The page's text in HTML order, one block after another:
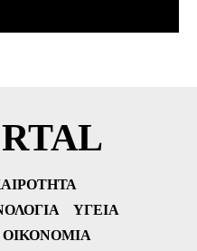
ΥΓΕΊΑ
ΟΙΚΟΝΟΜΊΑ